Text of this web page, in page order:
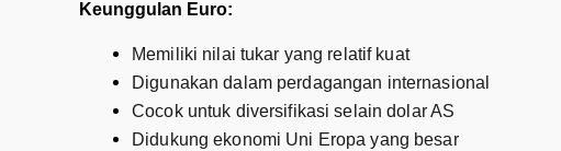
Keunggulan Euro:
Memiliki nilai tukar yang relatif kuat
Digunakan dalam perdagangan internasional
Cocok untuk diversifikasi selain dolar AS
Didukung ekonomi Uni Eropa yang besar